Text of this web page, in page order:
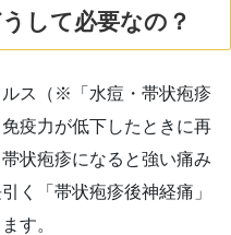
して必要なの？
ス（※「水痘・帯状疱疹
疫力が低下したときに再
状疱疹になると強い痛み
く「帯状疱疹後神経痛」
す。